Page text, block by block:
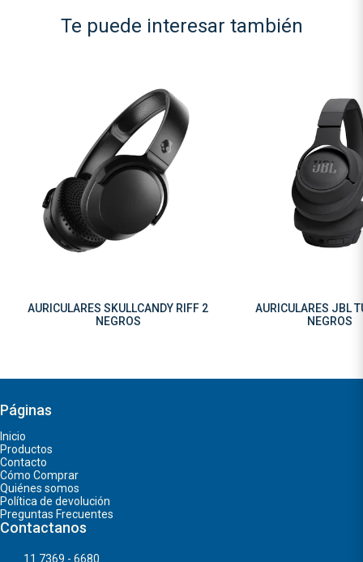
Te puede interesar también
AURICULARES SKULLCANDY RIFF 2
NEGROS
AURICULARES JBL
NEGROS
Páginas
Inicio
Productos
Contacto
Cómo Comprar
Quiénes somos
Política de devolución
Preguntas Frecuentes
Contactanos
11 7369 - 6680